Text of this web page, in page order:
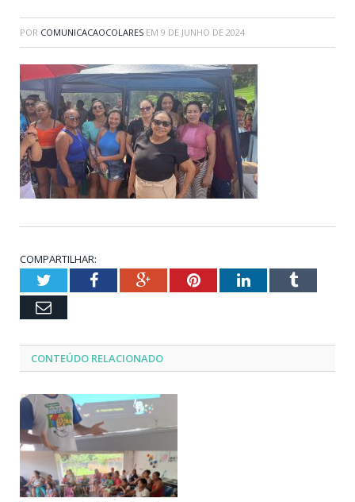
POR COMUNICACAOCOLARES EM 9 DE JUNHO DE 2024
COMPARTILHAR:
TwitterFacebookGoogle+PinterestLinkedInTumblr
Email
CONTEÚDO RELACIONADO